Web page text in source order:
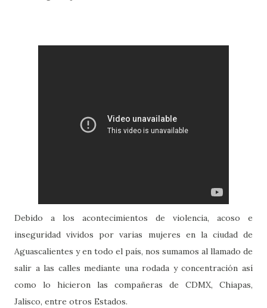
Debido a los acontecimientos de violencia, acoso e
inseguridad vividos por varias mujeres en la ciudad de
Aguascalientes y en todo el país, nos sumamos al llamado de
salir a las calles mediante una rodada y concentración así
como lo hicieron las compañeras de CDMX, Chiapas,
Jalisco, entre otros Estados.